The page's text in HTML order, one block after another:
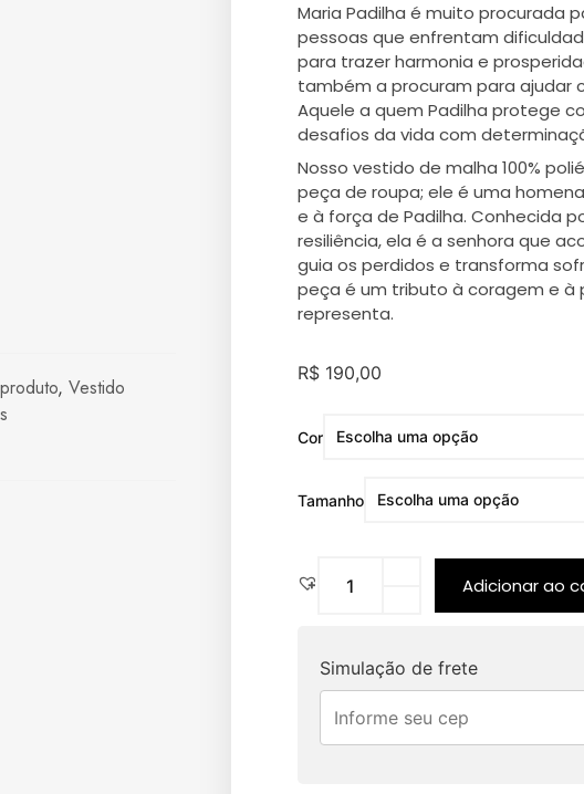
, Vestido
Maria Padilha é muito procurada
pessoas que enfrentam
para trazer harmonia e
também a procuram para ajudar
Aquele a quem Padilha protege
desafios da vida com
Nosso vestido de malha 100%
peça de roupa; ele é uma
e à força de Padilha. Conhecida
resiliência, ela é a senhora que
guia os perdidos e transforma
peça é um tributo à coragem e à
representa.
R$ 190,00
Cor
Tamanho
Adicionar ao
Simulação de frete